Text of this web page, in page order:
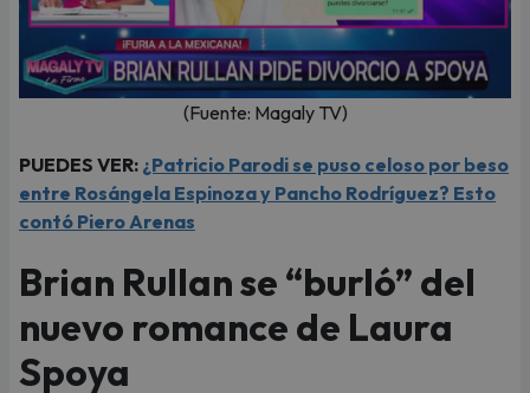
(Fuente: Magaly TV)
PUEDES VER: ¿Patricio Parodi se puso celoso por beso
entre Rosángela Espinoza y Pancho Rodríguez? Esto
contó Piero Arenas
Brian Rullan se “burló” del
nuevo romance de Laura
Spoya